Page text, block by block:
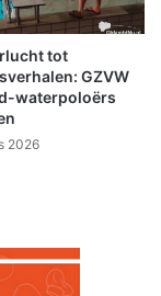
tot
GZVW
waterpoloërs
2026